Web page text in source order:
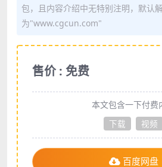
包，且内容介绍中无特别注明，默认
为"www.cgcun.com"
售价 : 免费
本文包含一下付费
下载
视频
百度网盘